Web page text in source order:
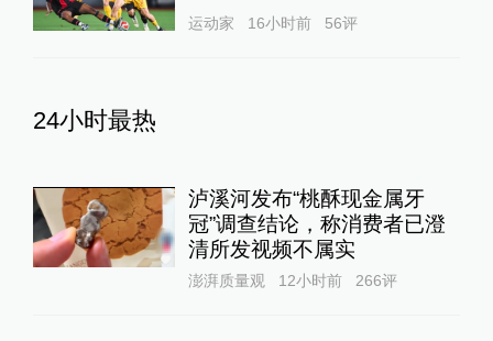
运动家 16小时前 56评
24小时最热
泸溪河发布“桃酥现金属牙
冠”调查结论，称消费者已澄
清所发视频不属实
澎湃质量观 12小时前 266评